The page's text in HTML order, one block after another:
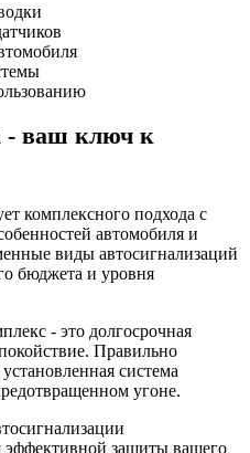
- ваш ключ к
комплексного подхода с
автомобиля и
виды автосигнализаций
бюджета и уровня
- это долгосрочная
Правильно
система
угоне.
эффективной защиты вашего